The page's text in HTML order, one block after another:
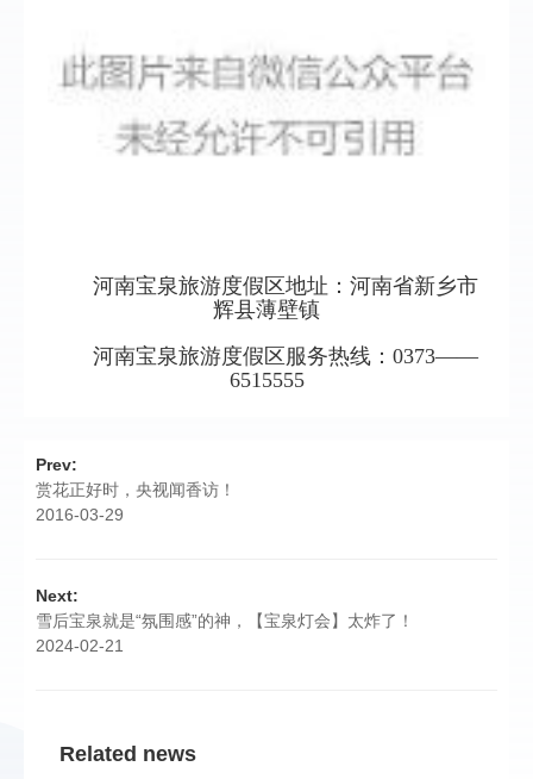
河南宝泉旅游度假区地址：河南省新乡市
辉县薄壁镇
河南宝泉旅游度假区服务热线：0373——
6515555
Prev:
赏花正好时，央视闻香访！
2016-03-29
Next:
雪后宝泉就是“氛围感”的神，【宝泉灯会】太炸了！
2024-02-21
Related news